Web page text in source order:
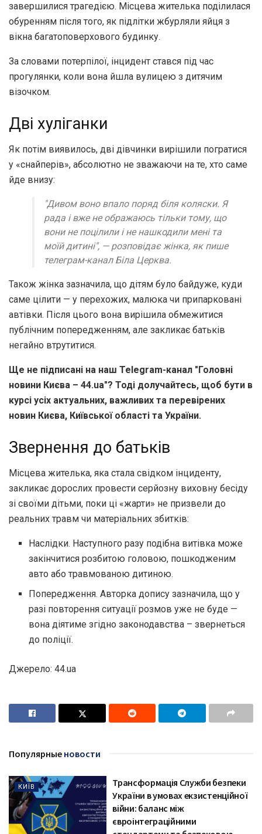
завершилися трагедією. Місцева жителька поділилася
обуренням після того, як підлітки жбурляли яйця з
вікна багатоповерхового будинку.
За словами потерпілої, інцидент стався під час
прогулянки, коли вона йшла вулицею з дитячим
візочком.
Дві хуліганки
Як потім виявилось, дві дівчинки вирішили погратися
у «снайперів», абсолютно не зважаючи на те, хто саме
йде внизу:
"Дивом воно впало поряд біля коляски. Я
рада і вже не ображаюсь тільки тому, що
вони не поцілили і не нашкодили мені та
моїй дитині", — розповідає жінка, як пише
телеграм-канал Біла Церква.
Також жінка зазначила, що дітям було байдуже, куди
саме цілити — у перехожих, малюка чи припарковані
автівки. Після цього вона вирішила обмежитися
публічним попередженням, але закликає батьків
негайно втрутитися.
Ще не підписані на наш Telegram-канал "Головні
новини Києва – 44.ua"? Тоді долучайтесь, щоб бути в
курсі усіх актуальних, важливих та перевірених
новин Києва, Київської області та України.
Звернення до батьків
Місцева жителька, яка стала свідком інциденту,
закликає дорослих провести серйозну виховну бесіду
зі своїми дітьми, поки ці «жарти» не призвели до
реальних травм чи матеріальних збитків:
Наслідки. Наступного разу подібна витівка може
закінчитися розбитою головою, пошкодженим
авто або травмованою дитиною.
Попередження. Авторка допису зазначила, що у
разі повторення ситуації розмов уже не буде —
вона діятиме згідно законодавства – звернеться
до поліції.
Джерело: 44.ua
Популярные новости
КИЇВ
Трансформація Служби безпеки
України в умовах екзистенційної
війни: баланс між
євроінтеграційними